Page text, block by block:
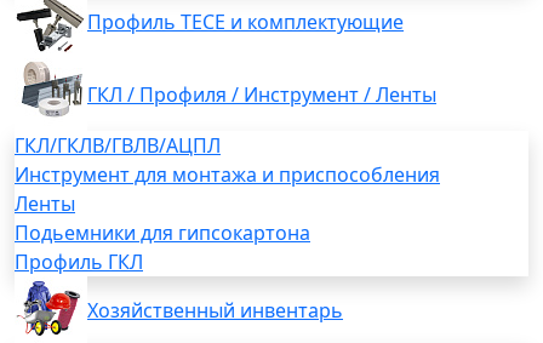
Профиль TECE и комплектующие
ГКЛ / Профиля / Инструмент / Ленты
ГКЛ/ГКЛВ/ГВЛВ/АЦПЛ
Инструмент для монтажа и приспособления
Ленты
Подьемники для гипсокартона
Профиль ГКЛ
Хозяйственный инвентарь